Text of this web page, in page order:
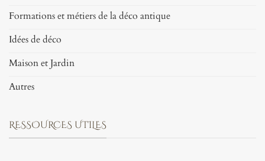
Formations et métiers de la déco antique
Idées de déco
Maison et Jardin
Autres
RESSOURCES UTILES